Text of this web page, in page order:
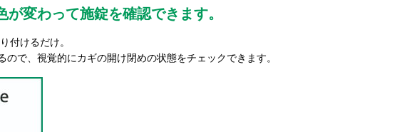
変わって施錠を確認できます。
付けるだけ。
で、視覚的にカギの開け閉めの状態をチェックできます。